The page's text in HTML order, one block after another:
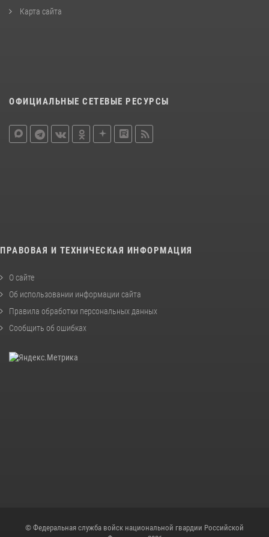
Карта сайта
ОФИЦИАЛЬНЫЕ СЕТЕВЫЕ РЕСУРСЫ
ПРАВОВАЯ И ТЕХНИЧЕСКАЯ ИНФОРМАЦИЯ
О сайте
Об использовании информации сайта
Правила обработки персональных данных
Сообщить об ошибках
© Федеральная служба войск национальной гвардии Российской